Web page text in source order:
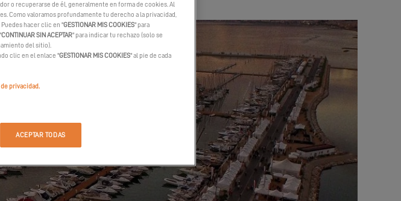
o recuperarse de él, generalmente en forma de cookies. Al
Como valoramos profundamente tu derecho a la privacidad,
hacer clic en "GESTIONAR MIS COOKIES" para
CONTINUAR SIN ACEPTAR" para indicar tu rechazo (solo se
del sitio).
clic en el enlace "GESTIONAR MIS COOKIES" al pie de cada
privacidad.
ACEPTAR TODAS